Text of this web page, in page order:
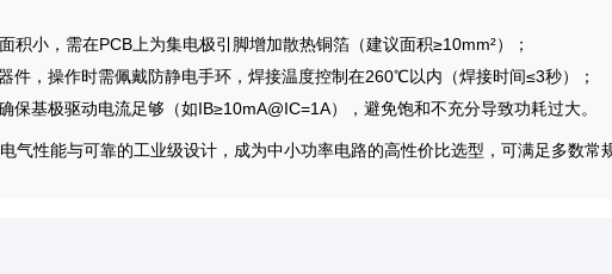
积小，需在PCB上为集电极引脚增加散热铜箔（建议面积≥10mm²）；
件，操作时需佩戴防静电手环，焊接温度控制在260℃以内（焊接时间≤3秒）；
保基极驱动电流足够（如IB≥10mA@IC=1A），避免饱和不充分导致功耗过大。
气性能与可靠的工业级设计，成为中小功率电路的高性价比选型，可满足多数常